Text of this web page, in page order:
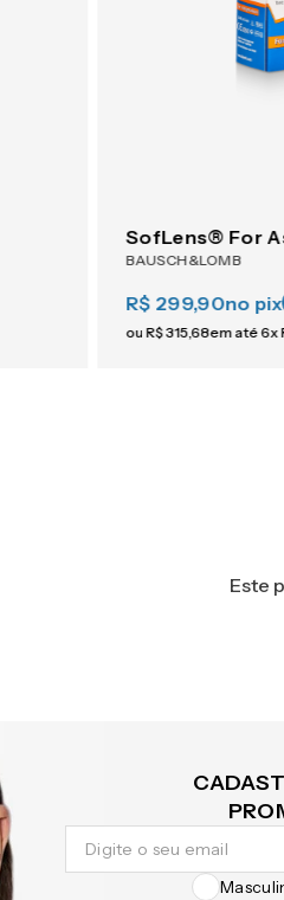
SofLens® For
BAUSCH&LOMB
R$ 299,90no pix
ouR$315,68em até6x
Este